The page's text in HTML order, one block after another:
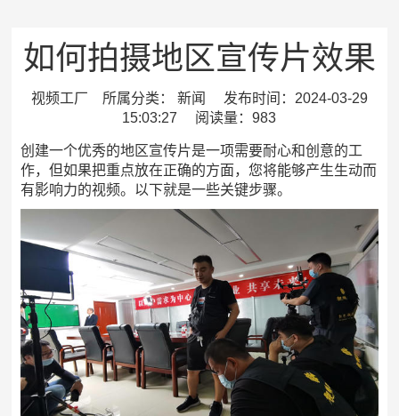
如何拍摄地区宣传片效果
视频工厂 所属分类： 新闻 发布时间：2024-03-29
15:03:27 阅读量：983
创建一个优秀的地区宣传片是一项需要耐心和创意的工
作，但如果把重点放在正确的方面，您将能够产生生动而
有影响力的视频。以下就是一些关键步骤。